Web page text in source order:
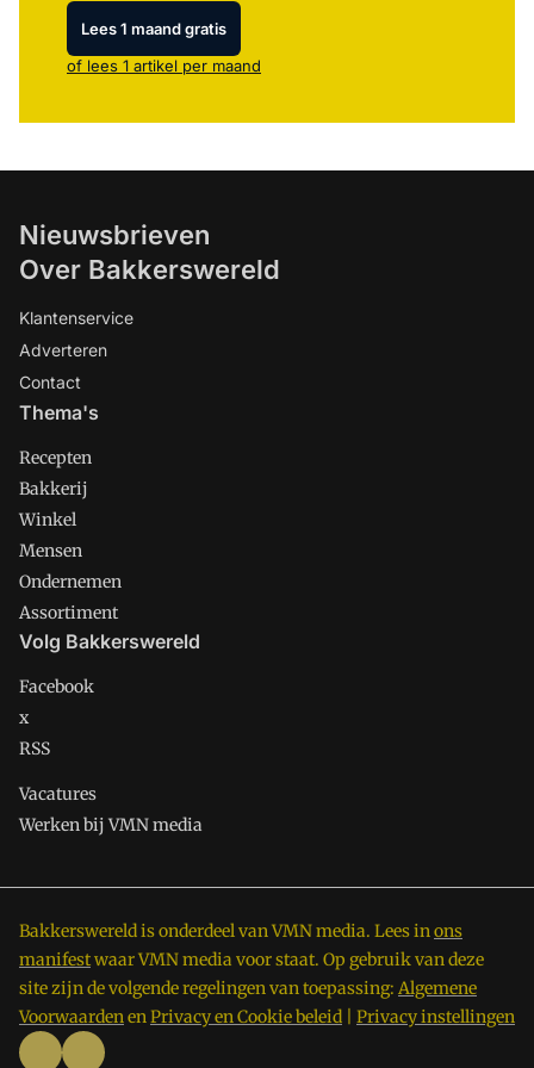
Lees 1 maand gratis
of lees 1 artikel per maand
Nieuwsbrieven
Over Bakkerswereld
Klantenservice
Adverteren
Contact
Thema's
Recepten
Bakkerij
Winkel
Mensen
Ondernemen
Assortiment
Volg Bakkerswereld
Facebook
x
RSS
Vacatures
Werken bij VMN media
Bakkerswereld is onderdeel van VMN media. Lees inons
manifestwaar VMN media voor staat. Op gebruik van deze
site zijn de volgende regelingen van toepassing: Algemene
VoorwaardenenPrivacy en Cookie beleid Privacy instellingen